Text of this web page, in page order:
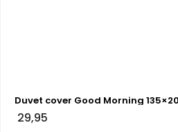
Duvet cover Good Morning
29,95